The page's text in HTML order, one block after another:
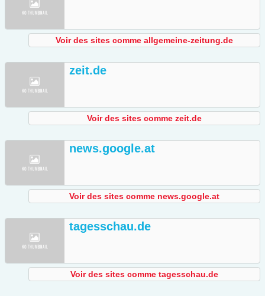
Voir des sites comme allgemeine-zeitung.de
zeit.de
Voir des sites comme zeit.de
news.google.at
Voir des sites comme news.google.at
tagesschau.de
Voir des sites comme tagesschau.de